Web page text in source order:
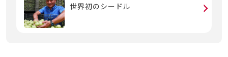
世界初のシードル